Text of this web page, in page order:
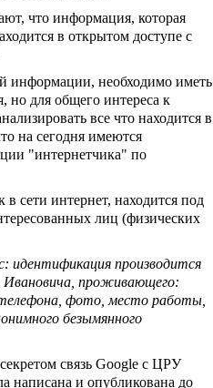
что информация, которая
в открытом доступе с
информации, необходимо иметь
но для общего интереса к
все что находится в
на сегодня имеются
"интернетчика" по
сети интернет, находится под
лиц (физических
идентификация производится
Ивановича, проживающего:
фото, место работы,
безымянного
связь Google с ЦРУ
написана и опубликована до